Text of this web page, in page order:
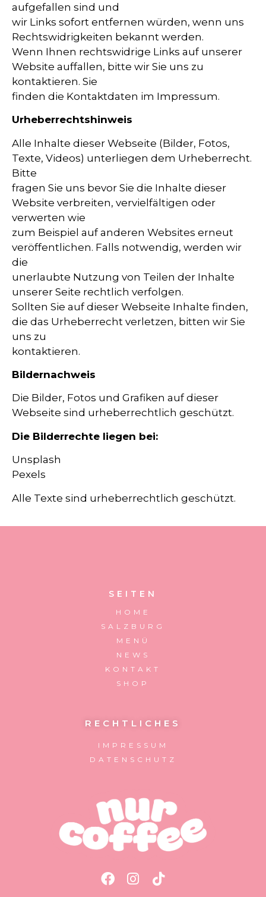
aufgefallen sind und
wir Links sofort entfernen würden, wenn uns
Rechtswidrigkeiten bekannt werden.
Wenn Ihnen rechtswidrige Links auf unserer
Website auffallen, bitte wir Sie uns zu
kontaktieren. Sie
finden die Kontaktdaten im Impressum.
Urheberrechtshinweis
Alle Inhalte dieser Webseite (Bilder, Fotos,
Texte, Videos) unterliegen dem Urheberrecht.
Bitte
fragen Sie uns bevor Sie die Inhalte dieser
Website verbreiten, vervielfältigen oder
verwerten wie
zum Beispiel auf anderen Websites erneut
veröffentlichen. Falls notwendig, werden wir
die
unerlaubte Nutzung von Teilen der Inhalte
unserer Seite rechtlich verfolgen.
Sollten Sie auf dieser Webseite Inhalte finden,
die das Urheberrecht verletzen, bitten wir Sie
uns zu
kontaktieren.
Bildernachweis
Die Bilder, Fotos und Grafiken auf dieser
Webseite sind urheberrechtlich geschützt.
Die Bilderrechte liegen bei:
Unsplash
Pexels
Alle Texte sind urheberrechtlich geschützt.
SEITEN
HOME
SALZBURG
MENÜ
NEWS
KONTAKT
SHOP
RECHTLICHES
IMPRESSUM
DATENSCHUTZ